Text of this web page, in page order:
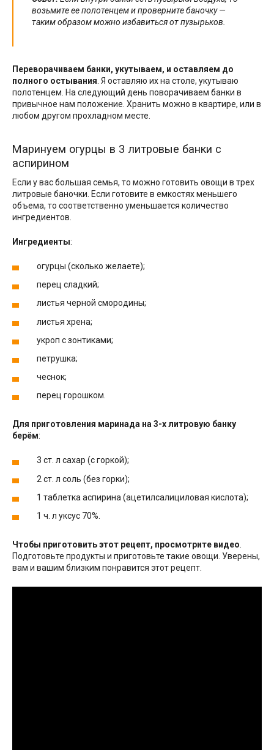
возьмите ее полотенцем и проверните баночку —
таким образом можно избавиться от пузырьков.
Переворачиваем банки, укутываем, и оставляем до
полного остывания. Я оставляю их на столе, укутываю
полотенцем. На следующий день поворачиваем банки в
привычное нам положение. Хранить можно в квартире, или в
любом другом прохладном месте.
Маринуем огурцы в 3 литровые банки с
аспирином
Если у вас большая семья, то можно готовить овощи в трех
литровые баночки. Если готовите в емкостях меньшего
объема, то соответственно уменьшается количество
ингредиентов.
Ингредиенты:
огурцы (сколько желаете);
перец сладкий;
листья черной смородины;
листья хрена;
укроп с зонтиками;
петрушка;
чеснок;
перец горошком.
Для приготовления маринада на 3-х литровую банку
берём:
3 ст. л сахар (с горкой);
2 ст. л соль (без горки);
1 таблетка аспирина (ацетилсалициловая кислота);
1 ч. л уксус 70%.
Чтобы приготовить этот рецепт, просмотрите видео
Подготовьте продукты и приготовьте такие овощи. Уверены,
вам и вашим близким понравится этот рецепт.